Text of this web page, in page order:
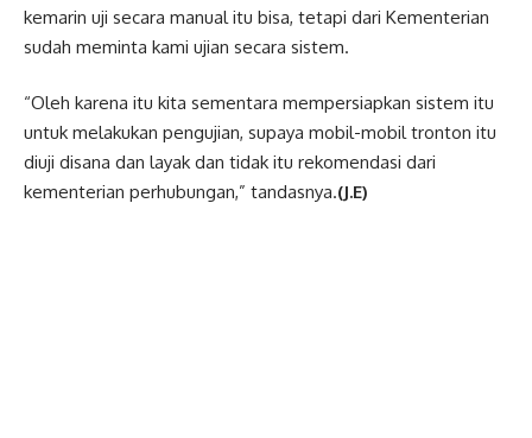
kemarin uji secara manual itu bisa, tetapi dari Kementerian
sudah meminta kami ujian secara sistem.
“Oleh karena itu kita sementara mempersiapkan sistem itu
untuk melakukan pengujian, supaya mobil-mobil tronton itu
diuji disana dan layak dan tidak itu rekomendasi dari
kementerian perhubungan,” tandasnya.(J.E)